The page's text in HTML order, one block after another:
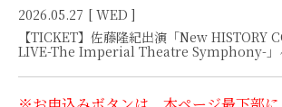
2026.05.27 [ WED ]
【TICKET】佐藤隆紀出演「New HISTORY
LIVE-The Imperial Theatre Symphony-」